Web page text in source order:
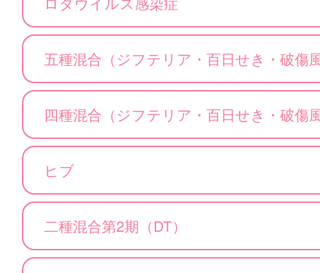
五種混合（ジフテリア・百日せき・破傷
四種混合（ジフテリア・百日せき・破傷
ヒブ
二種混合第2期（DT）